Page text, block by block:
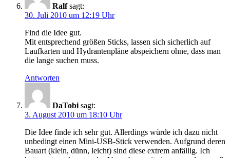
Ralf sagt:
30. Juli 2010 um 12:19 Uhr
Find die Idee gut.
Mit entsprechend größen Sticks, lassen sich sicherlich auf
Laufkarten und Hydrantenpläne abspeichern ohne, dass man
die lange suchen muss.
Antworten
DaTobi sagt:
3. August 2010 um 18:10 Uhr
Die Idee finde ich sehr gut. Allerdings würde ich dazu nicht
unbedingt einen Mini-USB-Stick verwenden. Aufgrund deren
Bauart (klein, dünn, leicht) sind diese extrem anfällig. Ich